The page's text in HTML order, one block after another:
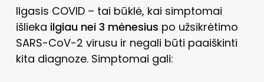
Ilgasis COVID – tai būklė, kai simptomai
išlieka ilgiau nei 3 mėnesius po užsikrėtimo
SARS-CoV-2 virusu ir negali būti paaiškinti
kita diagnoze. Simptomai gali: